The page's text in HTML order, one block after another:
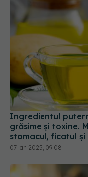
Ingredientul
grăsime și toxine.
stomacul, ficatul și
07 ian 2025, 09:08